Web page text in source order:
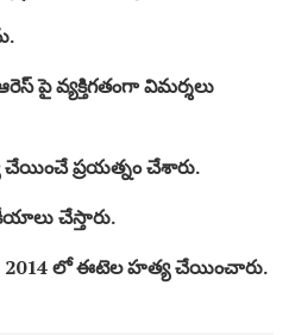
పై వ్యక్తిగతంగా విమర్శలు
ప్రయత్నం చేశారు.
చేస్తారు.
లో ఈటెల హత్య చేయించారు.